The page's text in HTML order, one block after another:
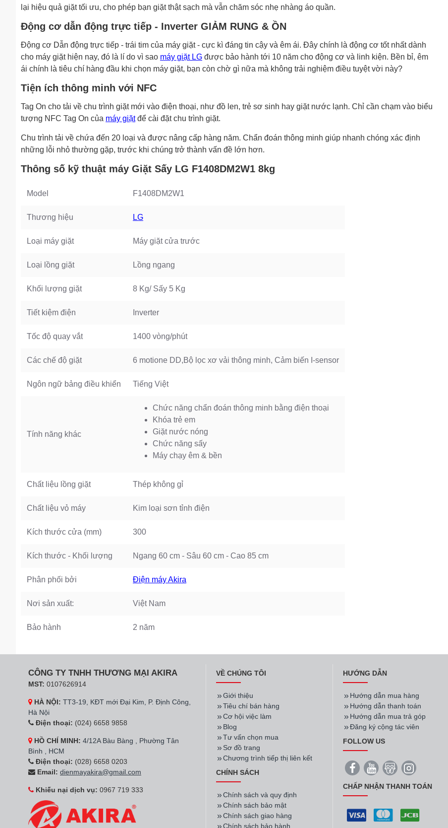
lại hiệu quả giặt tối ưu, cho phép bạn giặt thật sạch mà vẫn chăm sóc nhẹ nhàng áo quần.
Động cơ dẫn động trực tiếp - Inverter GIẢM RUNG & ỒN
Động cơ Dẫn động trực tiếp - trái tim của máy giặt - cực kì đáng tin cậy và êm ái. Đây chính là động cơ tốt nhất dành
cho máy giặt hiện nay, đó là lí do vì sao máy giặt LG được bảo hành tới 10 năm cho động cơ và linh kiện. Bền bỉ, êm
ái chính là tiêu chí hàng đầu khi chọn máy giặt, bạn còn chờ gì nữa mà không trải nghiệm điều tuyệt vời này?
Tiện ích thông minh với NFC
Tag On cho tải về chu trình giặt mới vào điện thoại, như đồ len, trẻ sơ sinh hay giặt nước lạnh. Chỉ cần chạm vào biểu
tượng NFC Tag On của máy giặtđể cài đặt chu trình giặt.
Chu trình tải về chứa đến 20 loại và được nâng cấp hàng năm. Chẩn đoán thông minh giúp nhanh chóng xác định
những lỗi nhỏ thường gặp, trước khi chúng trở thành vấn đề lớn hơn.
Thông số kỹ thuật máy Giặt Sấy LG F1408DM2W1 8kg
Model F1408DM2W1
Thương hiệu LG
Loại máy giặt Máy giặt cửa trước
Loại lồng giặt Lồng ngang
Khối lượng giặt 8 Kg/ Sấy 5 Kg
Tiết kiệm điện Inverter
Tốc độ quay vắt 1400 vòng/phút
Các chế độ giặt 6 motione DD,Bộ lọc xơ vải thông minh, Cảm biến I-sensor
Ngôn ngữ bảng điều khiển Tiếng Việt
Tính năng khác
Chức năng chẩn đoán thông minh bằng điện thoại
Khóa trẻ em
Giặt nước nóng
Chức năng sấy
Máy chạy êm & bền
Chất liệu lồng giặt Thép không gỉ
Chất liệu vỏ máy Kim loại sơn tỉnh điện
Kích thước cửa (mm) 300
Kích thước - Khối lượng Ngang 60 cm - Sâu 60 cm - Cao 85 cm
Phân phối bởi Điện máy Akira
Nơi sản xuất: Việt Nam
Bảo hành 2 năm
CÔNG TY TNHH THƯƠNG MẠI AKIRA
MST: 0107626914
HÀ NỘI: TT3-19, KĐT mới Đại Kim, P. Định Công,
Hà Nội
Điện thoại: (024) 6658 9858
HỒ CHÍ MINH: 4/12A Bàu Bàng , Phường Tân
Bình , HCM
Điện thoại: (028) 6658 0203
Email: dienmayakira@gmail.com
Khiếu nại dịch vụ: 0967 719 333
VỀ CHÚNG TÔI
Giới thiệu
Tiêu chí bán hàng
Cơ hội việc làm
Blog
Tư vấn chọn mua
Sơ đồ trang
Chương trình tiếp thị liên kết
CHÍNH SÁCH
Chính sách và quy định
Chính sách bảo mật
Chính sách giao hàng
Chính sách bảo hành
HƯỚNG DẪN
Hướng dẫn mua hàng
Hướng dẫn thanh toán
Hướng dẫn mua trả góp
Đăng ký cộng tác viên
FOLLOW US
CHẤP NHẬN THANH TOÁN